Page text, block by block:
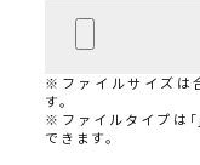
※ファイルサイズは
す。
※ファイルタイプは
できます。